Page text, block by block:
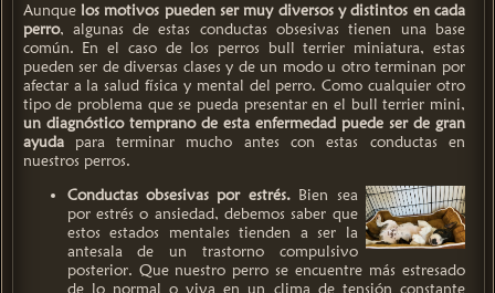
Aunque los motivos pueden ser muy diversos y distintos en cada
perro, algunas de estas conductas obsesivas tienen una base
común. En el caso de los perros bull terrier miniatura, estas
pueden ser de diversas clases y de un modo u otro terminan por
afectar a la salud física y mental del perro. Como cualquier otro
tipo de problema que se pueda presentar en el bull terrier mini,
un diagnóstico temprano de esta enfermedad puede ser de gran
ayudapara terminar mucho antes con estas conductas en
nuestros perros.
Conductas obsesivas por estrés.Bien sea
por estrés o ansiedad, debemos saber que
estos estados mentales tienden a ser la
antesala de un trastorno compulsivo
posterior. Que nuestro perro se encuentre más estresado
de lo normal o viva en un clima de tensión constante